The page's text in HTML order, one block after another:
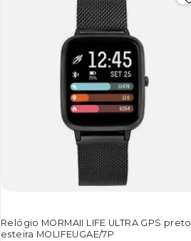
Relógio MORMAII LIFE ULTRA GPS preto
esteira MOLIFEUGAE/7P